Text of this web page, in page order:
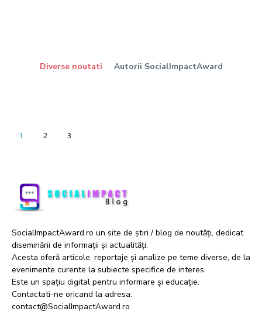
Diverse noutati Autorii SocialImpactAward
1 2 3
SocialImpactAward.ro un site de știri / blog de noutăți, dedicat
diseminării de informații și actualități.
Acesta oferă articole, reportaje și analize pe teme diverse, de la
evenimente curente la subiecte specifice de interes.
Este un spațiu digital pentru informare și educație.
Contactati-ne oricand la adresa:
contact@SocialImpactAward.ro